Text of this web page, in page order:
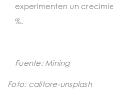
experimenten un
%.
Fuente: Mining
Foto: calitore-unsplash